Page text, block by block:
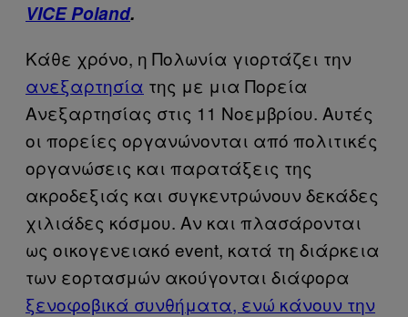
VICE Poland.
Κάθε χρόνο, η Πολωνία γιορτάζει την
ανεξαρτησία της με μια Πορεία
Ανεξαρτησίας στις 11 Νοεμβρίου. Αυτές
οι πορείες οργανώνονται από πολιτικές
οργανώσεις και παρατάξεις της
ακροδεξιάς και συγκεντρώνουν δεκάδες
χιλιάδες κόσμου. Αν και πλασάρονται
ως οικογενειακό event, κατά τη διάρκεια
των εορτασμών ακούγονται διάφορα
ξενοφοβικά συνθήματα, ενώ κάνουν την